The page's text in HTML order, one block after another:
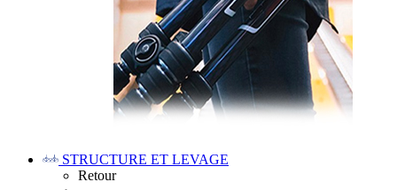
STRUCTURE ET LEVAGE
Retour